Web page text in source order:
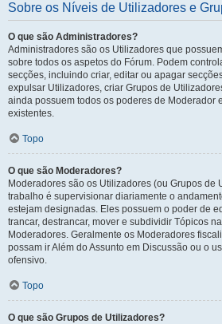
Sobre os Níveis de Utilizadores e
O que são Administradores?
Administradores são os Utilizadores que
sobre todos os aspetos do Fórum. Podem
secções, incluindo criar, editar ou apagar
expulsar Utilizadores, criar Grupos de
ainda possuem todos os poderes de Moderador
existentes.
Topo
O que são Moderadores?
Moderadores são os Utilizadores (ou Grupos de
trabalho é supervisionar diariamente o
estejam designadas. Eles possuem o poder de
trancar, destrancar, mover e subdividir Tópicos
Moderadores. Geralmente os Moderadores
possam ir Além do Assunto em Discussão ou o
ofensivo.
Topo
O que são Grupos de Utilizadores?